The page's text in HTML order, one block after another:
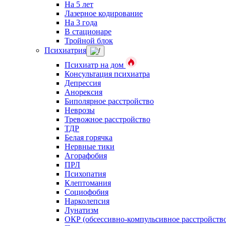
На 5 лет
Лазерное кодирование
На 3 года
В стационаре
Тройной блок
Психиатрия
Психиатр на дом
Консультация психиатра
Депрессия
Анорексия
Биполярное расстройство
Неврозы
Тревожное расстройство
ТДР
Белая горячка
Нервные тики
Агорафобия
ПРЛ
Психопатия
Клептомания
Социофобия
Нарколепсия
Лунатизм
ОКР (обсессивно-компульсивное